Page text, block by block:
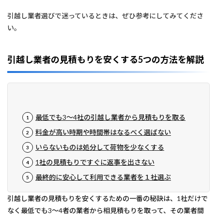
引越し業者選びで迷っているときは、ぜひ参考にしてみてくださ
い。
引越し業者の見積もりを安くする5つの方法を解説
最低でも3～4社の引越し業者から見積もりを取る
料金が高い時期や時間帯はなるべく選ばない
いらないものは処分して荷物を少なくする
1社の見積もりですぐに返事を出さない
最終的に安心して利用できる業者を１社選ぶ
引越し業者の見積もりを安くするための一番の秘訣は、1社だけで
なく最低でも3～4者の業者から相見積もりを取って、その業者間